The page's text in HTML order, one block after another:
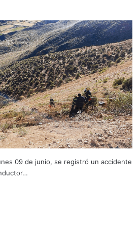
09 de junio, se registró un accidente